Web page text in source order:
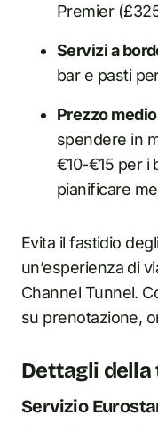
Premier
Servizi a
bar e pasti
Prezzo
spendere in
€10-€15 per i
pianificare
Evita il fastidio
un’esperienza di
Channel Tunnel.
su prenotazione,
Dettagli
Servizio